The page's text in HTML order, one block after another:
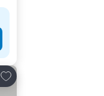
Lägg till i Mina Favoriter